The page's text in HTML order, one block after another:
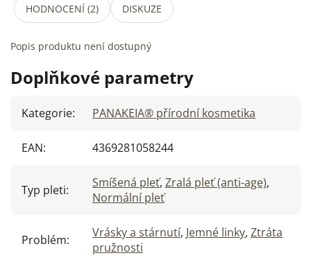
HODNOCENÍ (2) DISKUZE
Popis produktu není dostupný
Doplňkové parametry
Kategorie: PANAKEIA® přírodní kosmetika
EAN: 4369281058244
Typ pleti: Smíšená pleť, Zralá pleť (anti-age),
Normální pleť
Problém: Vrásky a stárnutí, Jemné linky, Ztráta
pružnosti